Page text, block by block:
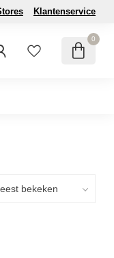
Klantenservice
0